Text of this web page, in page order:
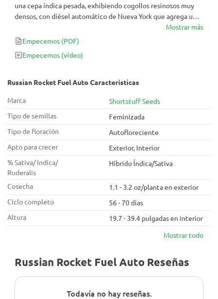
una cepa índica pesada, exhibiendo cogollos resinosos muy
densos, con diésel automático de Nueva York que agrega un
olor exótico alto y profundamente afrutado a la mezcla. El
combustible de cohete ruso exhibe un olor a combustible
muy similar al diesel debido a su herencia de NYCD, pero
también puede impulsar un aroma afrutado y funky. El
cubiertos de cristal que aumentarán de peso
Mostrar más
Empecemos (PDF)
Empecemos (vídeo)
Russian Rocket Fuel Auto Características
Marca
Shortstuff Seeds
Tipo de semillas
Feminizada
Tipo de floración
Autofloreciente
Apto para crecer
Exterior, Interior
% Sativa/ Indica/
Ruderalis
Híbrido Índica/Sativa
Cosecha
1.1 - 3.2 oz/planta en exterior
Ciclo completo
56 - 70 días
Altura
19.7 - 39.4 pulgadas en interior
Mostrar todo
Russian Rocket Fuel Auto Reseñas
Todavía no hay reseñas.